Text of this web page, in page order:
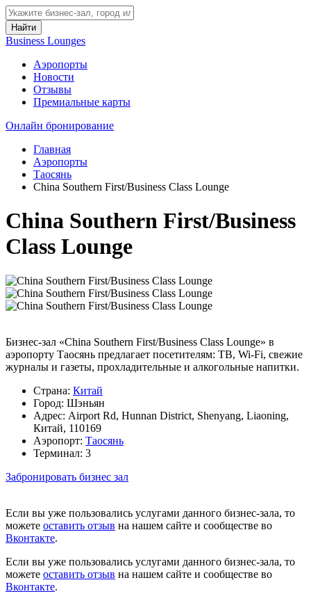
Найти
Business Lounges
Аэропорты
Новости
Отзывы
Премиальные карты
Онлайн бронирование
Главная
Аэропорты
Таосянь
China Southern First/Business Class Lounge
China Southern First/Business
Class Lounge
Бизнес-зал «China Southern First/Business Class Lounge» в
аэропорту Таосянь предлагает посетителям: ТВ, Wi-Fi, свежие
журналы и газеты, прохладительные и алкогольные напитки.
Страна: Китай
Город: Шэньян
Адрес: Airport Rd, Hunnan District, Shenyang, Liaoning,
Китай, 110169
Аэропорт: Таосянь
Терминал: 3
Забронировать бизнес зал
Если вы уже пользовались услугами данного бизнес-зала, то
можете оставить отзыв на нашем сайте и сообществе во
Вконтакте.
Если вы уже пользовались услугами данного бизнес-зала, то
можете оставить отзыв на нашем сайте и сообществе во
Вконтакте.